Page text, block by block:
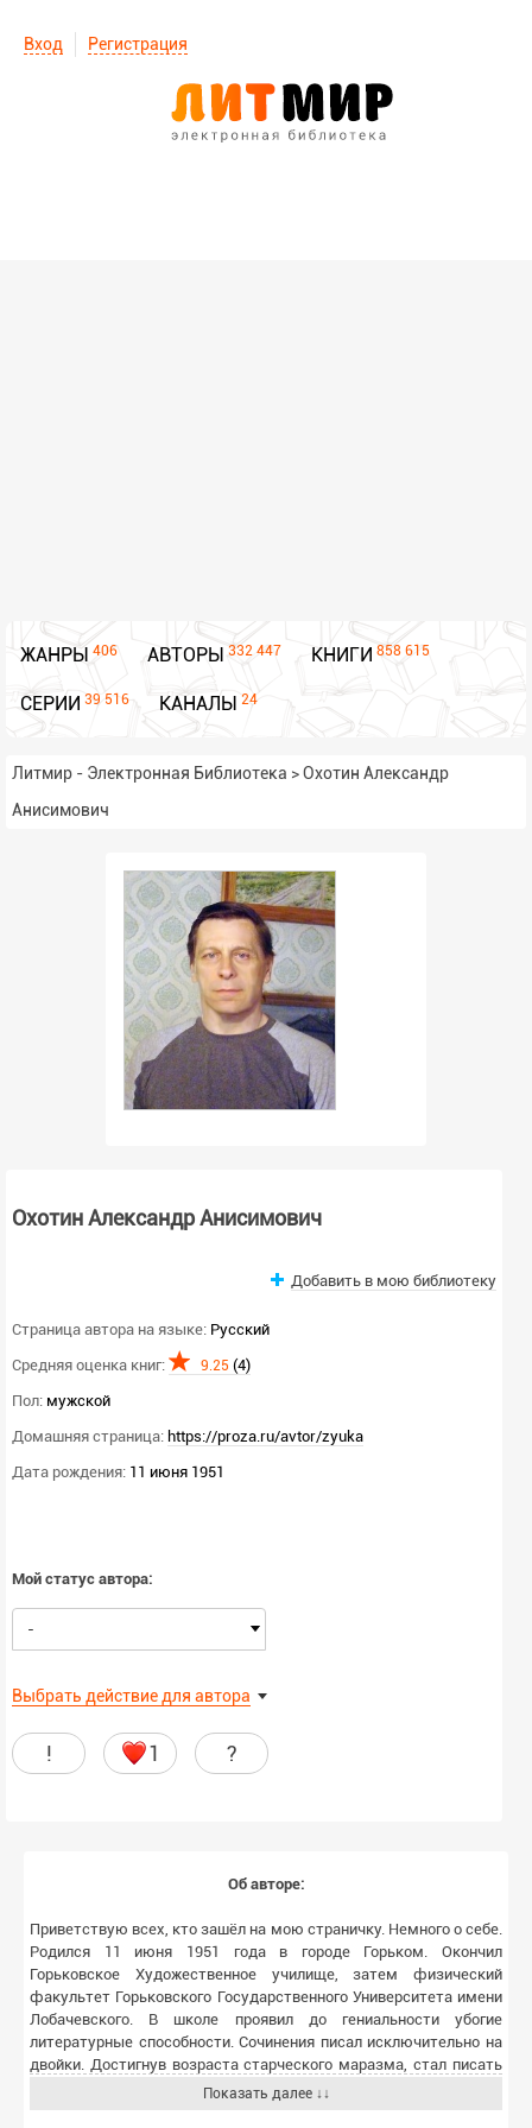
Вход Регистрация
ЖАНРЫ 406 АВТОРЫ 332 447 КНИГИ 858 615
СЕРИИ 39 516 КАНАЛЫ 24
Литмир - Электронная Библиотека >Охотин Александр
Анисимович
Охотин Александр Анисимович
Добавить в мою библиотеку
Страница автора на языке: Русский
Средняя оценка книг:
9.25 (4)
Пол: мужской
Домашняя страница: https://proza.ru/avtor/zyuka
Дата рождения: 11 июня 1951
Мой статус автора:
-
Выбрать действие для автора
! 1 ?
Об авторе:
Приветствую всех, кто зашёл на мою страничку. Немного о себе.
Родился 11 июня 1951 года в городе Горьком. Окончил
Горьковское Художественное училище, затем физический
факультет Горьковского Государственного Университета имени
Лобачевского. В школе проявил до гениальности убогие
литературные способности. Сочинения писал исключительно на
двойки. Достигнув возраста старческого маразма, стал писать
фантастику для детей. Не знаю, как насчёт маразма, но
Показать далее ↓↓